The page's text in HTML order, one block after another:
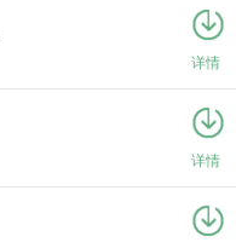
详情
详情